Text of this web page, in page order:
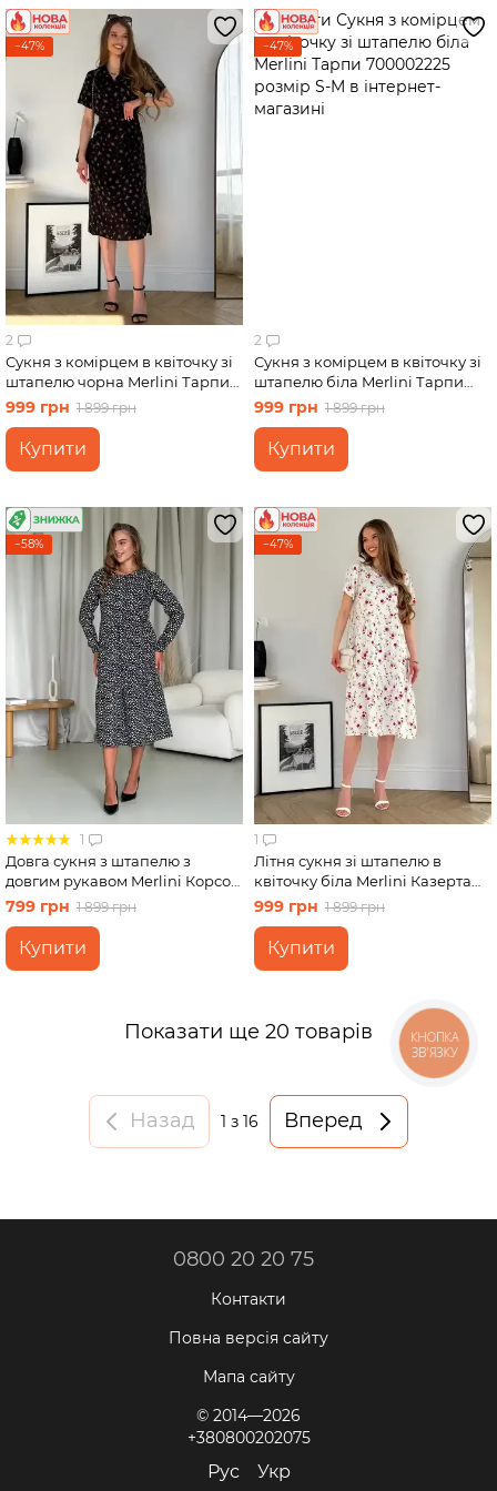
−47%
2
Сукня з комірцем в квіточку зі
штапелю чорна Merlini Тарпи
700002221 розмір L-XL
999 грн 1 899 грн
Купити
−47%
2
Сукня з комірцем в квіточку зі
штапелю біла Merlini Тарпи
700002225 розмір S-M
999 грн 1 899 грн
Купити
−58%
1
Довга сукня з штапелю з
довгим рукавом Merlini Корсо
700001186 розмір L-XL
799 грн 1 899 грн
Купити
−47%
1
Літня сукня зі штапелю в
квіточку біла Merlini Казерта
700001888 розмір L-XL
999 грн 1 899 грн
Купити
Показати ще 20 товарів
Назад 1 з 16 Вперед
0800 20 20 75
Контакти
Повна версія сайту
Мапа сайту
© 2014—2026
+380800202075
Рус Укр
КНОПКА
ЗВ'ЯЗКУ